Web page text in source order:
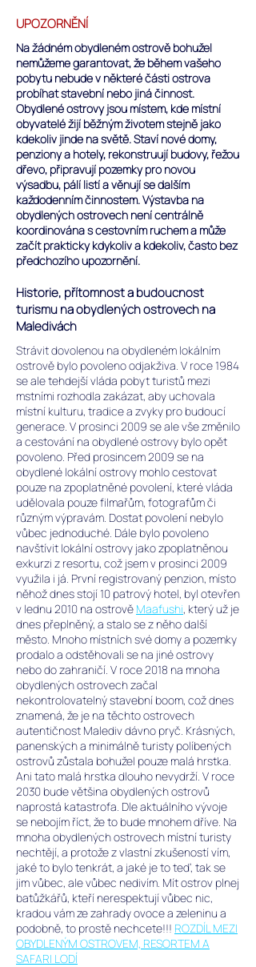
UPOZORNĚNÍ
Na žádném obydleném ostrově bohužel
nemůžeme garantovat, že během vašeho
pobytu nebude v některé části ostrova
probíhat stavební nebo jiná činnost.
Obydlené ostrovy jsou místem, kde místní
obyvatelé žijí běžným životem stejně jako
kdekoliv jinde na světě. Staví nové domy,
penziony a hotely, rekonstruují budovy, řežou
dřevo, připravují pozemky pro novou
výsadbu, pálí listí a věnují se dalším
každodenním činnostem. Výstavba na
obydlených ostrovech není centrálně
koordinována s cestovním ruchem a může
začít prakticky kdykoliv a kdekoliv, často bez
předchozího upozornění.
Historie, přítomnost a budoucnost
turismu na obydlených ostrovech na
Maledivách
Strávit dovolenou na obydleném lokálním
ostrově bylo povoleno odjakživa. V roce 1984
se ale tehdejší vláda pobyt turistů mezi
mstními rozhodla zakázat, aby uchovala
místní kulturu, tradice a zvyky pro budoucí
generace. V prosinci 2009 se ale vše změnilo
a cestování na obydlené ostrovy bylo opět
povoleno. Před prosincem 2009 se na
obydlené lokální ostrovy mohlo cestovat
pouze na zpoplatněné povolení, které vláda
udělovala pouze filmařům, fotografům či
různým výpravám. Dostat povolení nebylo
vůbec jednoduché. Dále bylo povoleno
navštívit lokální ostrovy jako zpoplatněnou
exkurzi z resortu, což jsem v prosinci 2009
využila i já. První registrovaný penzion, místo
něhož dnes stojí 10 patrový hotel, byl otevřen
v lednu 2010 na ostrově Maafushi, který už je
dnes přeplněný, a stalo se z něho další
město. Mnoho místních své domy a pozemky
prodalo a odstěhovali se na jiné ostrovy
nebo do zahraničí. V roce 2018 na mnoha
obydlených ostrovech začal
nekontrolovatelný stavební boom, což dnes
znamená, že je na těchto ostrovech
autentičnost Malediv dávno pryč. Krásných,
panenských a minimálně turisty políbených
ostrovů zůstala bohužel pouze malá hrstka.
Ani tato malá hrstka dlouho nevydrží. V roce
2030 bude většina obydlených ostrovů
naprostá katastrofa. Dle aktuálního vývoje
se nebojím říct, že to bude mnohem dříve. Na
mnoha obydlených ostrovech místní turisty
nechtějí, a protože z vlastní zkušeností vím,
jaké to bylo tenkrát, a jaké je to teď, tak se
jim vůbec, ale vůbec nedivím. Mít ostrov plnej
batůžkářů, kteří nerespektují vůbec nic,
kradou vám ze zahrady ovoce a zeleninu a
podobně, to prostě nechcete!!! ROZDÍL MEZI
OBYDLENÝM OSTROVEM, RESORTEM A
SAFARI LODÍ